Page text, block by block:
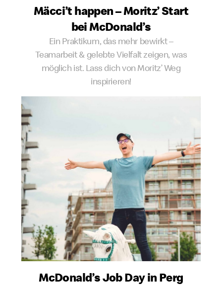
Mäcci’t happen – Moritz’ Start
bei McDonald’s
Ein Praktikum, das mehr bewirkt –
Teamarbeit & gelebte Vielfalt zeigen, was
möglich ist. Lass dich von Moritz’ Weg
inspirieren!
McDonald’s Job Day in Perg